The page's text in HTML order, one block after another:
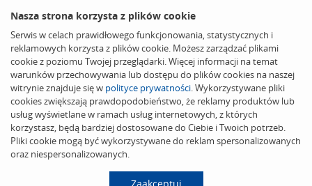
Nasza strona korzysta z plików cookie
Serwis w celach prawidłowego funkcjonowania, statystycznych i
reklamowych korzysta z plików cookie. Możesz zarządzać plikami
cookie z poziomu Twojej przeglądarki. Więcej informacji na temat
warunków przechowywania lub dostępu do plików cookies na naszej
witrynie znajduje się w polityce prywatności. Wykorzystywane pliki
cookies zwiększają prawdopodobieństwo, że reklamy produktów lub
usług wyświetlane w ramach usług internetowych, z których
korzystasz, będą bardziej dostosowane do Ciebie i Twoich potrzeb.
Pliki cookie mogą być wykorzystywane do reklam spersonalizowanych
oraz niespersonalizowanych.